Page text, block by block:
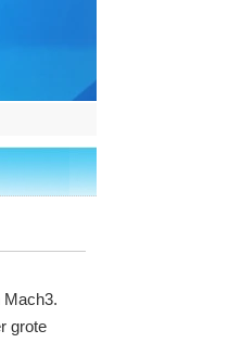
Mach3.
grote